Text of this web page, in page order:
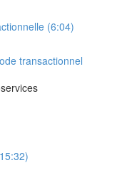
(6:04)
transactionnel